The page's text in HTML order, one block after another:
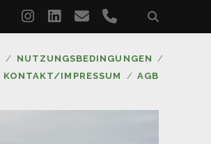
instagram
linkedin
emailphone
NUTZUNGSBEDINGUNGEN
KONTAKT/IMPRESSUM AGB